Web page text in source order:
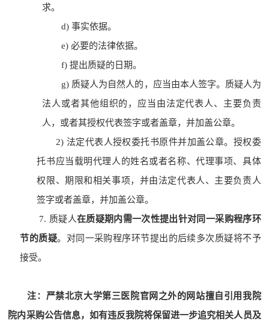
求。
d)事实依据。
e)必要的法律依据。
f)提出质疑的日期。
g) 质疑人为自然人的，应当由本人签字。 质疑人为
法人或者其他组织的，应当由法定代表人、主要负责
人，或者其授权代表签字或者盖章，并加盖公章。
2) 法定代表人授权委托书原件并加盖公章。授权委
托书应当载明代理人的姓名或者名称、代理事项、具体
权限、期限和相关事项，并由法定代表人、主要负责人
签字或者盖章，并加盖公章。
7. 质疑人在质疑期内需一次性提出针对同一采购程序环
节的质疑。对同一采购程序环节提出的后续多次质疑将不予
接受。
注： 严禁北京大学第三医院官网之外的网站擅自引用我院
院内采购公告信息，如有违反我院将保留进一步追究相关人员及